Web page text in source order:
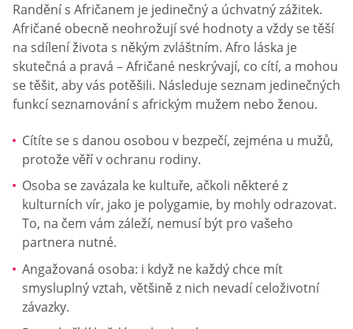
Randění s Afričanem je jedinečný a úchvatný zážitek.
Afričané obecně neohrožují své hodnoty a vždy se těší
na sdílení života s někým zvláštním. Afro láska je
skutečná a pravá – Afričané neskrývají, co cítí, a mohou
se těšit, aby vás potěšili. Následuje seznam jedinečných
funkcí seznamování s africkým mužem nebo ženou.
Cítíte se s danou osobou v bezpečí, zejména u mužů,
protože věří v ochranu rodiny.
Osoba se zavázala ke kultuře, ačkoli některé z
kulturních vír, jako je polygamie, by mohly odrazovat.
To, na čem vám záleží, nemusí být pro vašeho
partnera nutné.
Angažovaná osoba: i když ne každý chce mít
smysluplný vztah, většině z nich nevadí celoživotní
závazky.